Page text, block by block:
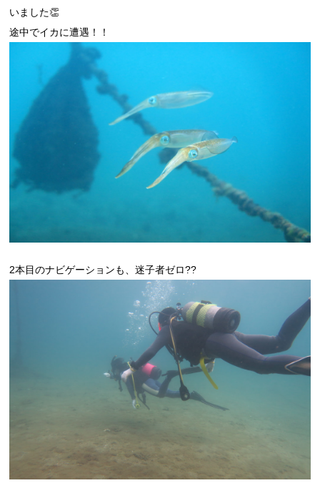
いました👏
途中でイカに遭遇！！
2本目のナビゲーションも、迷子者ゼロ??